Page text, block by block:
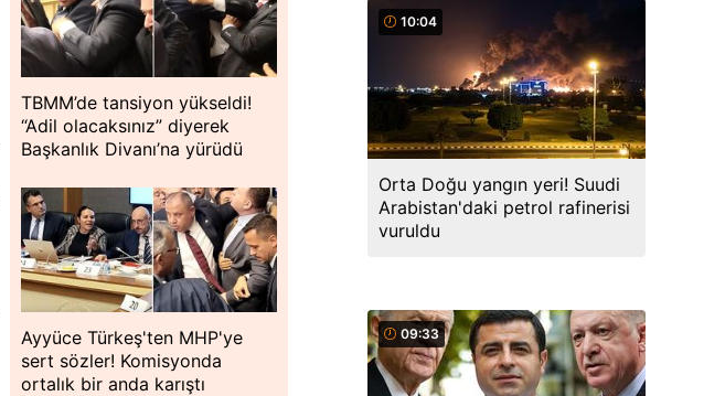
TBMM’de tansiyon yükseldi!
“Adil olacaksınız” diyerek
Başkanlık Divanı’na yürüdü
Ayyüce Türkeş'ten MHP'ye
sert sözler! Komisyonda
ortalık bir anda karıştı
10:04
Orta Doğu yangın yeri! Suudi
Arabistan'daki petrol rafinerisi
vuruldu
09:33